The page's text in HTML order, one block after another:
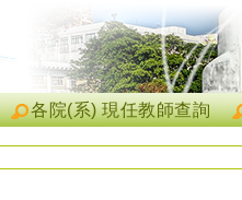
各院(系) 現任教師查詢